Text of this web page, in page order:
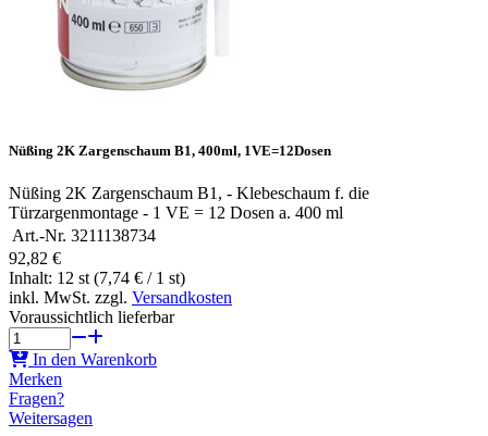
Nüßing 2K Zargenschaum B1, 400ml, 1VE=12Dosen
Nüßing 2K Zargenschaum B1, - Klebeschaum f. die
Türzargenmontage - 1 VE = 12 Dosen a. 400 ml
Art.-Nr. 3211138734
92,82 €
Inhalt: 12 st (7,74 € / 1 st)
inkl. MwSt. zzgl. Versandkosten
Voraussichtlich lieferbar
In den Warenkorb
Merken
Fragen?
Weitersagen